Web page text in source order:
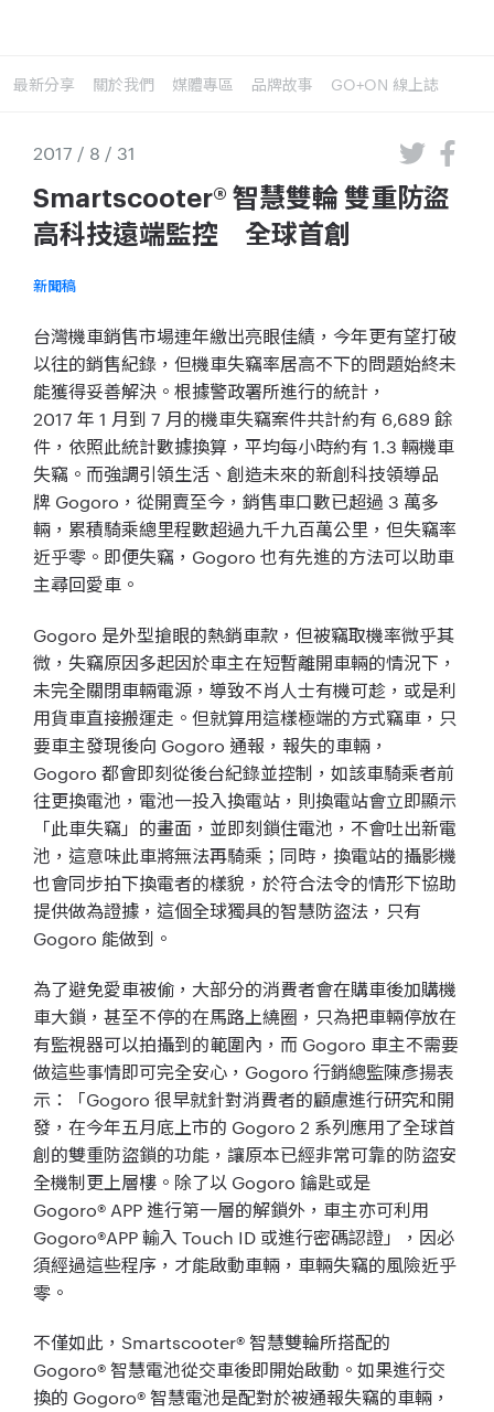
最新分享 關於我們 媒體專區 品牌故事 GO+ON 線上誌
2017 / 8 / 31
Smartscooter® 智慧雙輪 雙重防盜
高科技遠端監控 全球首創
新聞稿
台灣機車銷售市場連年繳出亮眼佳績，今年更有望打破
以往的銷售紀錄，但機車失竊率居高不下的問題始終未
能獲得妥善解決。根據警政署所進行的統計，
2017 年 1 月到 7 月的機車失竊案件共計約有 6,689 餘
件，依照此統計數據換算，平均每小時約有 1.3 輛機車
失竊。而強調引領生活、創造未來的新創科技領導品
牌 Gogoro ，從開賣至今，銷售車口數已超過 3 萬多
輛，累積騎乘總里程數超過九千九百萬公里，但失竊率
近乎零。即便失竊， Gogoro 也有先進的方法可以助車
主尋回愛車。
Gogoro 是外型搶眼的熱銷車款，但被竊取機率微乎其
微，失竊原因多起因於車主在短暫離開車輛的情況下，
未完全關閉車輛電源 ，導致不肖人士有機可趁，或是利
用貨車直接搬運走。 但就算用這樣極端的方式竊車，只
要車主發現後向 Gogoro 通報，報失的車輛，
Gogoro 都會即刻從後台紀錄並控制， 如該車騎乘者前
往更換電池，電池一投入換電站， 則換電站會立即顯示
「此車失竊」的畫面，並即刻鎖住電池， 不會吐出新電
池，這意味此車將無法再騎乘；同時， 換電站的攝影機
也會同步拍下換電者的樣貌，於符合法令的情形下協助
提供做為證據，這個全球獨具的智慧防盜法，只有
Gogoro 能做到。
為了避免愛車被偷，大部分的消費者會在購車後加購機
車大鎖，甚至不停的在馬路上繞圈，只為把車輛停放在
有監視器可以拍攝到的範圍內，而 Gogoro 車主不需要
做這些事情即可完全安心， Gogoro 行銷總監陳彥揚表
示：「Gogoro 很早就針對消費者的顧慮進行研究和開
發，在今年五月底上市的 Gogoro 2 系列應用了全球首
創的雙重防盜鎖的功能，讓原本已經非常可靠的防盜安
全機制更上層樓。除了以 Gogoro 鑰匙或是
Gogoro® APP 進行第一層的解鎖外，車主亦可利用
Gogoro®APP輸入 Touch ID 或進行密碼認證」，因必
須經過這些程序，才能啟動車輛，車輛失竊的風險近乎
零。
不僅如此， Smartscooter®智慧雙輪所搭配的
Gogoro®智慧電池從交車後即開始啟動。如果進行交
換的 Gogoro®智慧電池是配對於被通報失竊的車輛，